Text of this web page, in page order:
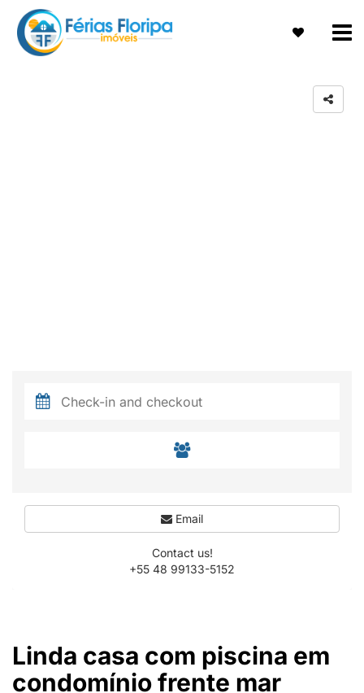
Linda casa com piscina em
condomínio frente mar
Email
Contact us!
+55 48 99133-5152